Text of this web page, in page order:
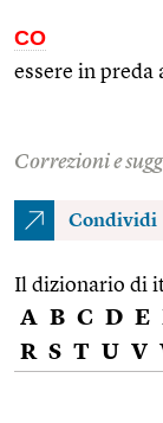
CO
essere in
Correzioni e
Condividi
Il dizionario di
A B C D E
R S T U V